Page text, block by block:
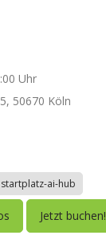
Uhr
50670 Köln
startplatz-ai-hub
Jetzt buchen!